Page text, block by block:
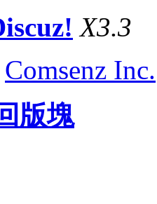
X3.3
Comsenz Inc.
版塊